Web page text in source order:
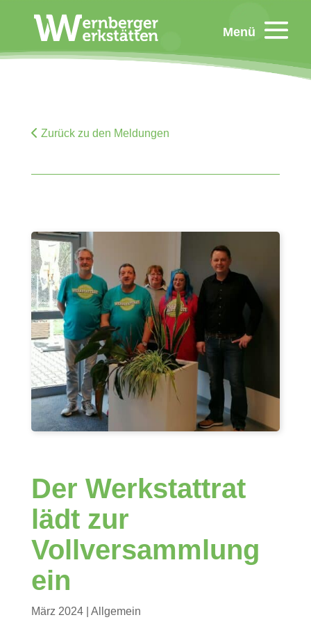
Menü
Zurück zu den Meldungen
Der Werkstattrat
lädt zur
Vollversammlung
ein
März 2024| Allgemein